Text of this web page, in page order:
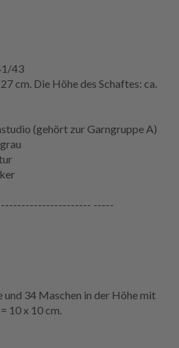
43
cm. Die Höhe des Schaftes: ca.
(gehört zur Garngruppe A)
-----
und 34 Maschen in der Höhe mit
10 x 10 cm.